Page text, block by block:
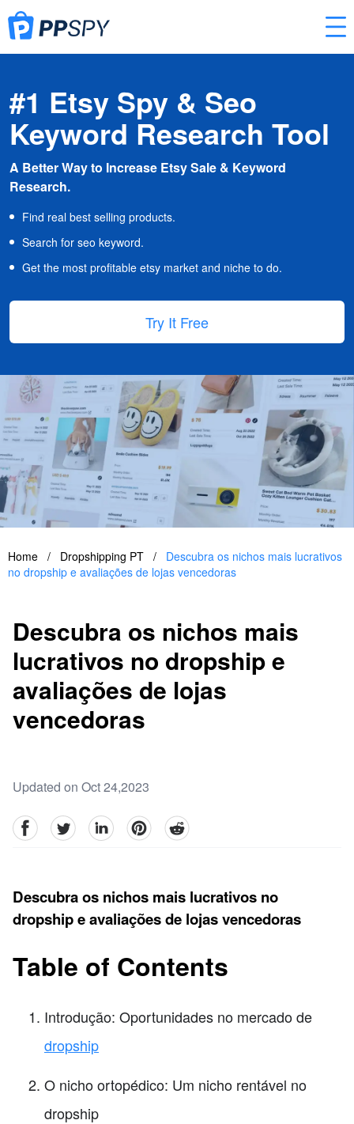
#1 Etsy Spy & Seo
Keyword Research Tool
A Better Way to Increase Etsy Sale & Keyword
Research.
Find real best selling products.
Search for seo keyword.
Get the most profitable etsy market and niche to do.
Try It Free
Home / Dropshipping PT /
Descubra os nichos mais lucrativos
no dropship e avaliações de lojas vencedoras
Descubra os nichos mais
lucrativos no dropship e
avaliações de lojas
vencedoras
Updated on Oct 24,2023
facebookTwitter linkedinpinterestreddit
Descubra os nichos mais lucrativos no
dropship e avaliações de lojas vencedoras
Table of Contents
Introdução: Oportunidades no mercado de
dropship
O nicho ortopédico: Um nicho rentável no
dropship